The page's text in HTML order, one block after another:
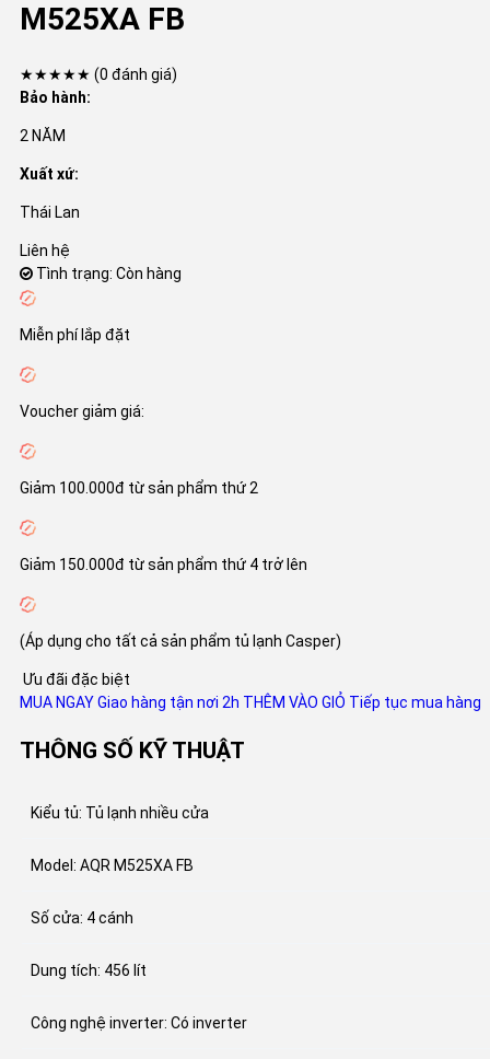
M525XA FB
★★★★★ (0 đánh giá)
Bảo hành:
2 NĂM
Xuất xứ:
Thái Lan
Liên hệ
Tình trạng: Còn hàng
Miễn phí lắp đặt
Voucher giảm giá:
Giảm 100.000đ từ sản phẩm thứ 2
Giảm 150.000đ từ sản phẩm thứ 4 trở lên
(Áp dụng cho tất cả sản phẩm tủ lạnh Casper)
Ưu đãi đặc biệt
MUA NGAYGiao hàng tận nơi 2h THÊM VÀO GIỎ Tiếp tục mua hàng
THÔNG SỐ KỸ THUẬT
Kiểu tủ: Tủ lạnh nhiều cửa
Model: AQR M525XA FB
Số cửa: 4 cánh
Dung tích: 456 lít
Công nghệ inverter: Có inverter